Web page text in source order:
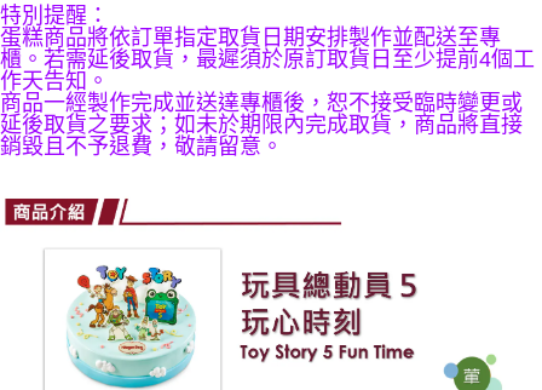
資料（包含姓名、電話或地址）提供予台灣大哥大進項蒐集、處理及利用，
由本公司與您本人進行分期帳單所需資料之確認、核對及更正。
3.完整用戶服務條款，請詳閱以下連結：https://oppay.tw/userRule
是否繳費成功／繳費後需取消欲退款等相關疑問，請聯繫「AFTEE先享後付
客戶支援中心」https://netprotections.freshdesk.com/support/home
【注意事項】
１．透過由恩沛科技股份有限公司提供之「AFTEE先享後付」服務完成之交
易，需依本服務之必要範圍內提供個人資料，並將交易相關給付款項請求債
權轉讓予恩沛科技股份有限公司。
３．未成年的使用者請事先徵得法定代理人或監護人之同意方可使用
４．使用「AFTEE先享後付」時，將依據個別帳號之用戶狀況，依本公司即
時審查核予不同之上限額度；若仍有額度不足之情形，本公司將視審查結果
請求用戶進行身份認證。
５．嚴禁一人註冊多個帳號或使用他人資訊註冊。若發現惡意使用之情形，
恩沛科技股份有限公司將有權停止該用戶之使用額度並採取法律行動。
特別提醒：
蛋糕商品將依訂單指定取貨日期安排製作並配送至專
櫃。若需延後取貨，最遲須於原訂取貨日至少提前4個工
作天告知。
商品一經製作完成並送達專櫃後，恕不接受臨時變更或
延後取貨之要求；如未於期限內完成取貨，商品將直接
銷毀且不予退費，敬請留意。